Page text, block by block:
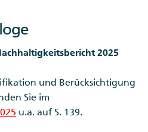
2025
und Berücksichtigung
Sie im
u.a. auf S. 139.